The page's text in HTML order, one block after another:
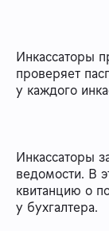
Инкассаторы
проверяет
у каждого
Инкассаторы
ведомости. В
квитанцию о
у бухгалтера.